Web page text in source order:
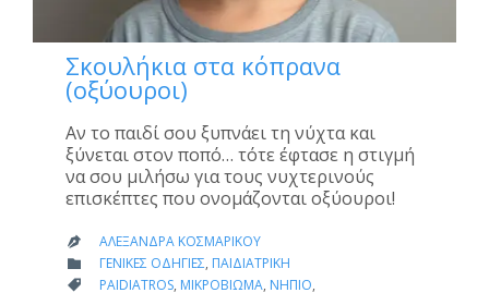
Σκουλήκια στα κόπρανα
(οξύουροι)
Αν το παιδί σου ξυπνάει τη νύχτα και
ξύνεται στον ποπό… τότε έφτασε η στιγμή
να σου μιλήσω για τους νυχτερινούς
επισκέπτες που ονομάζονται οξύουροι!
 ΑΛΕΞΆΝΔΡΑ ΚΟΣΜΑΡΊΚΟΥ
 CATEGORY
ΓΕΝΙΚΈΣ ΟΔΗΓΊΕΣ, ΠΑΙΔΙΑΤΡΙΚΉ
 CATEGORY
PAIDIATROS, ΜΙΚΡΟΒΊΩΜΑ, ΝΉΠΙΟ,